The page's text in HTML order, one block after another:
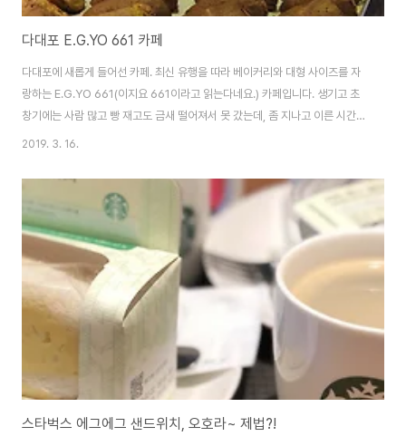
다대포 E.G.YO 661 카페
다대포에 새롭게 들어선 카페. 최신 유행을 따라 베이커리와 대형 사이즈를 자
랑하는 E.G.YO 661(이지요 661이라고 읽는다네요.) 카페입니다. 생기고 초
창기에는 사람 많고 빵 재고도 금새 떨어져서 못 갔는데, 좀 지나고 이른 시간에
가니 한산하네요. ^^ 유기농 밀가루를 사용한다고 하고 빵들이 늘어서서 고객
다. 시간에 따라 케익이나 다른 빵들도 나온다고 하네요. 주문을 하고 2층에 올
라가봤습니다. 나름 바다가 보인다는 창가 근방에 자리 잡았어요. 여름엔 무지
하게 덥겠네요. 가격들은 쏘쏘합니다. 요새 빵이나 커피 가격이 좀 비싸졌어
야..;;; 아메리카노는 A/B로 나뉘는데, 일반적인 맛과 신맛이 좀 더 강조된 맛으
로 나뉘어집니다..
2019. 3. 16.
스타벅스 에그에그 샌드위치, 오호라~ 제법?!